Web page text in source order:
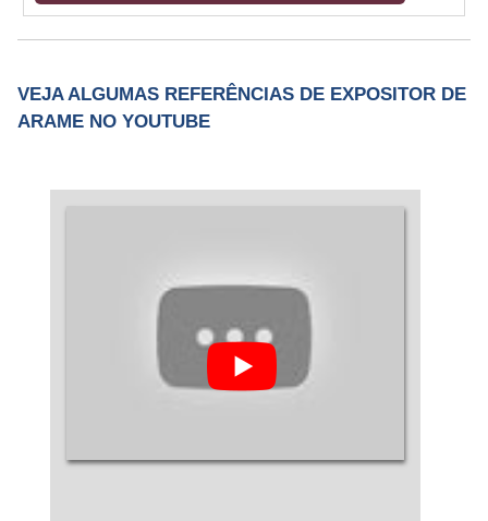
marcas através do display. Nesse serviço a
gráfica irá realizar toda a comunicação visual
desenvolver uma arte nova, única e moderna
ou conformar a arte com o projeto artístico do
VEJA ALGUMAS REFERÊNCIAS DE EXPOSITOR DE
ARAME NO YOUTUBE